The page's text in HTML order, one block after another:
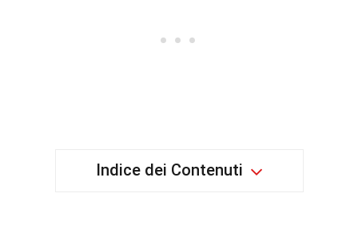
Indice dei Contenuti